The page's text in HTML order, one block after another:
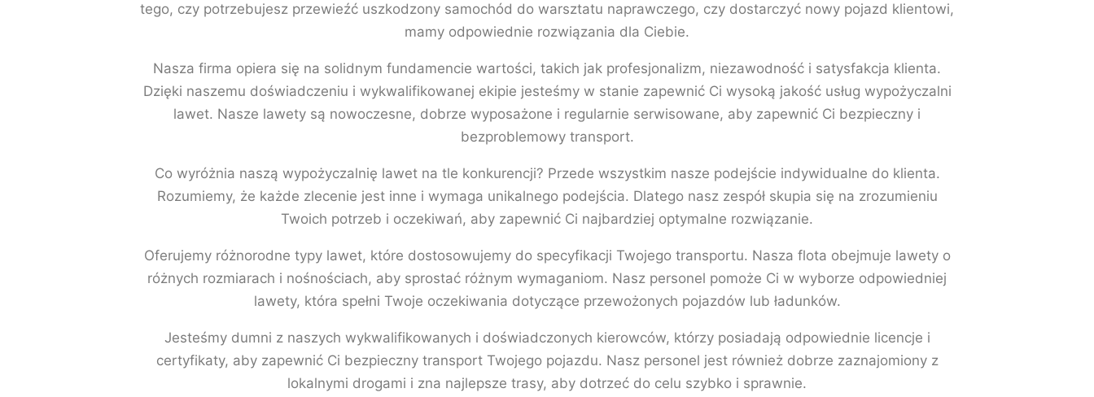
tego, czy potrzebujesz przewieźć uszkodzony samochód do warsztatu naprawczego, czy dostarczyć nowy pojazd klientowi,
mamy odpowiednie rozwiązania dla Ciebie.
Nasza firma opiera się na solidnym fundamencie wartości, takich jak profesjonalizm, niezawodność i satysfakcja klienta.
Dzięki naszemu doświadczeniu i wykwalifikowanej ekipie jesteśmy w stanie zapewnić Ci wysoką jakość usług wypożyczalni
lawet. Nasze lawety są nowoczesne, dobrze wyposażone i regularnie serwisowane, aby zapewnić Ci bezpieczny i
bezproblemowy transport.
Co wyróżnia naszą wypożyczalnię lawet na tle konkurencji? Przede wszystkim nasze podejście indywidualne do klienta.
Rozumiemy, że każde zlecenie jest inne i wymaga unikalnego podejścia. Dlatego nasz zespół skupia się na zrozumieniu
Twoich potrzeb i oczekiwań, aby zapewnić Ci najbardziej optymalne rozwiązanie.
Oferujemy różnorodne typy lawet, które dostosowujemy do specyfikacji Twojego transportu. Nasza flota obejmuje lawety o
różnych rozmiarach i nośnościach, aby sprostać różnym wymaganiom. Nasz personel pomoże Ci w wyborze odpowiedniej
lawety, która spełni Twoje oczekiwania dotyczące przewożonych pojazdów lub ładunków.
Jesteśmy dumni z naszych wykwalifikowanych i doświadczonych kierowców, którzy posiadają odpowiednie licencje i
certyfikaty, aby zapewnić Ci bezpieczny transport Twojego pojazdu. Nasz personel jest również dobrze zaznajomiony z
lokalnymi drogami i zna najlepsze trasy, aby dotrzeć do celu szybko i sprawnie.